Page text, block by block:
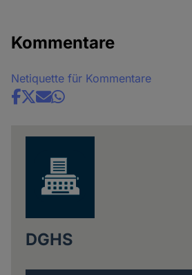
Kommentare
Netiquette für Kommentare
Share
DGHS